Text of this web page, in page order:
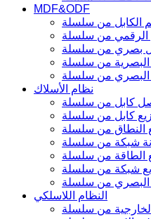
MDF&ODF
نظام الأسلاك
النظام اللاسلكي